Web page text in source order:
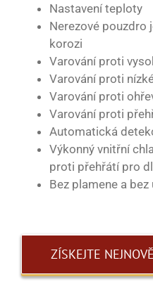
Nastavení teploty
Nerezové pouzdro
korozi
Varování proti
Varování proti
Varování proti
Varování proti
Automatická
Výkonný vnitřní
proti přehřátí pro
Bez plamene a bez
ZÍSKEJTE